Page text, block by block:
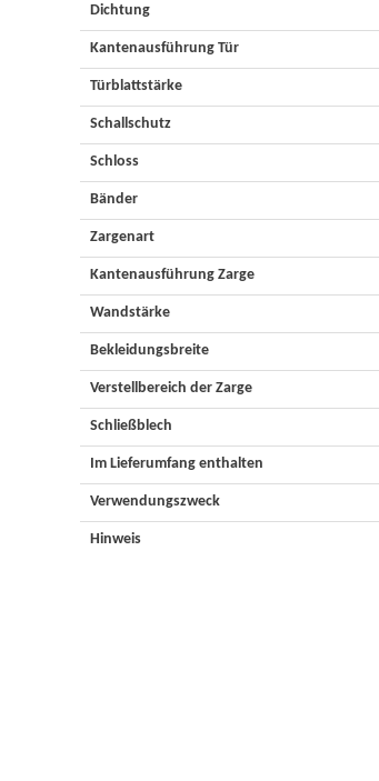
Dichtung
Kantenausführung Tür
Türblattstärke
Schallschutz
Schloss
Bänder
Zargenart
Kantenausführung Zarge
Wandstärke
Bekleidungsbreite
Verstellbereich der Zarge
Schließblech
Im Lieferumfang enthalten
Verwendungszweck
Hinweis